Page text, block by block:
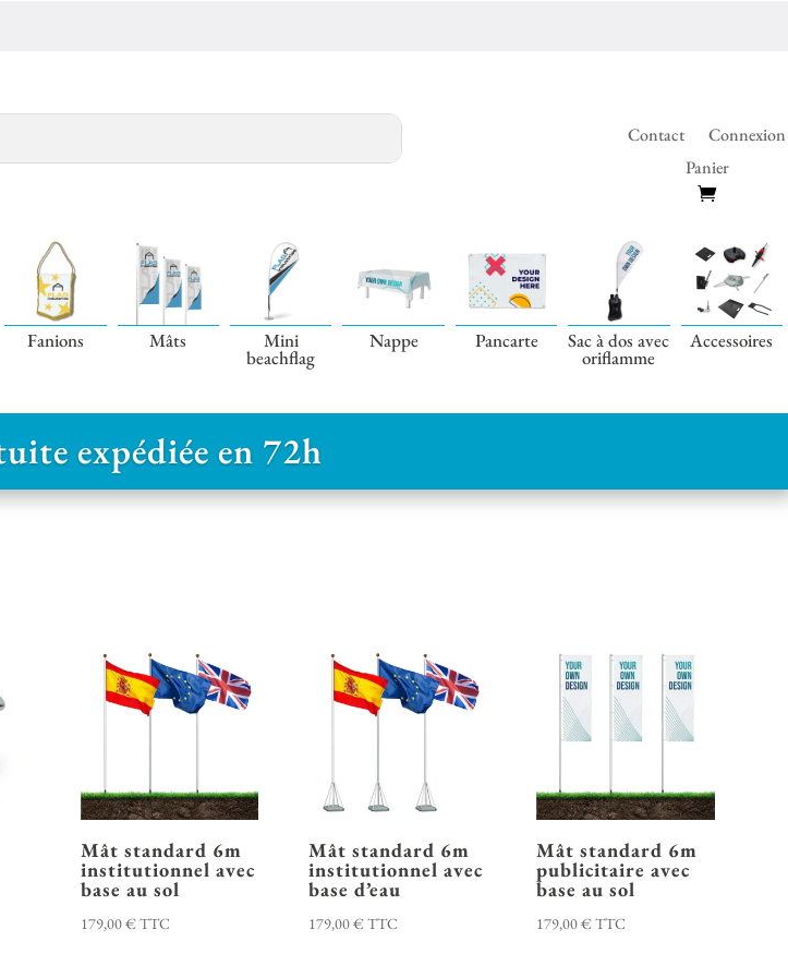
Contact
Connexion
Panier
Fanions Mâts Mini
beachflag
Nappe Pancarte Sac à dos avec
oriflamme
Accessoires
expédiée en 72h
Mât standard 6m
institutionnel avec
base au sol
179,00€TTC
Mât standard 6m
institutionnel avec
base d’eau
179,00€TTC
Mât standard 6m
publicitaire avec
base au sol
179,00€TTC